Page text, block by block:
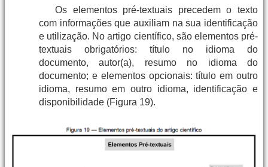
Os elementos pré-textuais precedem o texto
com informações que auxiliam na sua identificação
e utilização. No artigo científico, são elementos pré-
textuais obrigatórios: título no idioma do
documento, autor(a), resumo no idioma do
documento; e elementos opcionais: título em outro
idioma, resumo em outro idioma, identificação e
disponibilidade (Figura 19).